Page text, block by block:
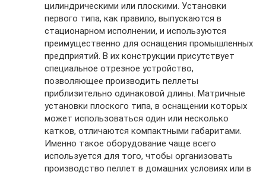
цилиндрическими или плоскими. Установки
первого типа, как правило, выпускаются в
стационарном исполнении, и используются
преимущественно для оснащения промышленных
предприятий. В их конструкции присутствует
специальное отрезное устройство,
позволяющее производить пеллеты
приблизительно одинаковой длины. Матричные
установки плоского типа, в оснащении которых
может использоваться один или несколько
катков, отличаются компактными габаритами.
Именно такое оборудование чаще всего
используется для того, чтобы организовать
производство пеллет в домашних условиях или в